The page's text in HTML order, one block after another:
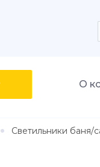
О
Светильники баня/